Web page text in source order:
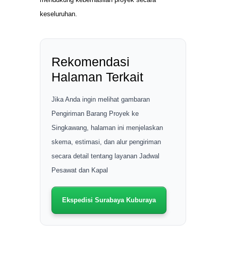
keseluruhan.
Rekomendasi
Halaman Terkait
Jika Anda ingin melihat gambaran
Pengiriman Barang Proyek ke
Singkawang, halaman ini menjelaskan
skema, estimasi, dan alur pengiriman
secara detail tentang layanan Jadwal
Pesawat dan Kapal
Ekspedisi Surabaya Kuburaya